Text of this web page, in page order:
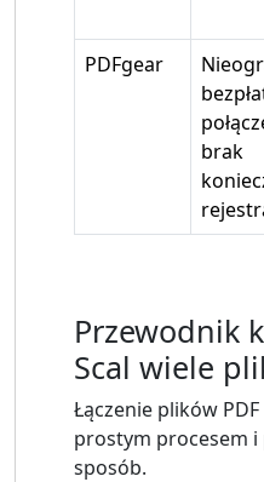
PDFgear
brak
Przewodnik
Scal wiele
Łączenie plików
prostym procesem
sposób.